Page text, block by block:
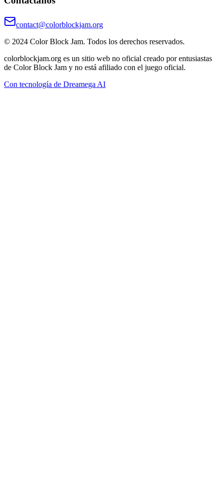
contact@colorblockjam.org
© 2024 Color Block Jam. Todos los derechos reservados.
colorblockjam.org es un sitio web no oficial creado por entusiastas
de Color Block Jam y no está afiliado con el juego oficial.
Con tecnología de Dreamega AI